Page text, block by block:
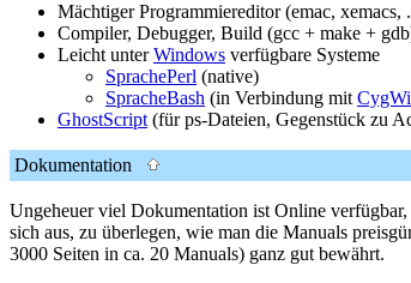
Mächtiger Programmiereditor (emac, xemacs,
Compiler, Debugger, Build (gcc + make +
Leicht unterWindows verfügbare Systeme
SprachePerl (native)
SpracheBash (in Verbindung mit
GhostScript (für ps-Dateien, Gegenstück zu
Dokumentation
Ungeheuer viel Dokumentation ist Online
sich aus, zu überlegen, wie man die Manuals
3000 Seiten in ca. 20 Manuals) ganz gut bewährt.